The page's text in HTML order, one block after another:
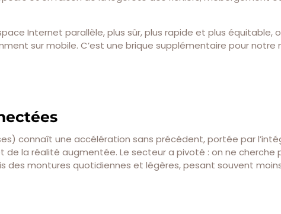
Internet parallèle, plus sûr, plus rapide et plus équitable,
sur mobile. C’est une brique supplémentaire pour notre
connaît une accélération sans précédent, portée par
la réalité augmentée. Le secteur a pivoté : on ne cherche
des montures quotidiennes et légères, pesant souvent